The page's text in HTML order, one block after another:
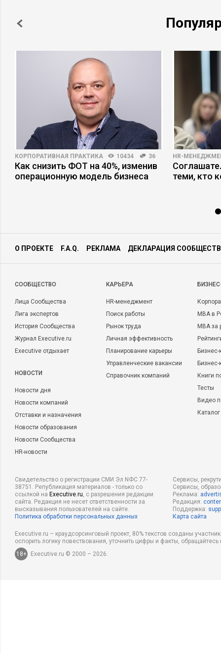
КОРПОРАТИВНАЯ ПРАКТИКА 10434 36
Как снизить ФОТ на 40%, изменив
операционную модель бизнеса
HR-
теми, кто
О ПРОЕКТЕ F.A.Q. РЕКЛАМА ДЕКЛАРАЦИЯ
CООБЩЕСТВО
Лица Сообщества
Лига экспертов
История Сообщества
Журнал Executive.ru
Executive отдыхает
НОВОСТИ
Новости дня
Новости компаний
Отставки и назначения
Новости образования
Новости Сообщества
HR-новости
КАРЬЕРА
HR-менеджмент
Поиск работы
Рынок труда
Личная эффективность
Планирование карьеры
Управленческие вакансии
Справочник компаний
MBA в
MBA
Бизнес-
Книги
Тесты
Видео
Свидетельство о регистрации СМИ Эл NФС 77-
38751. Републикация материалов - только со
ссылкой на Executive.ru, с разрешения редакции
сайта. Редакция не несет ответственности за
высказывания пользователей на сайте.
Политика обработки персональных данных
Сервисы,
Сервисы,
Реклама:
Редакция:
Поддержка:
Карта сайта
Executive.ru – краудсорсинговый проект, 80% текстов созданы
оспорить логику повествования, уточнить цифры и факты,
18+
Executive.ru © 2000 – 2026.